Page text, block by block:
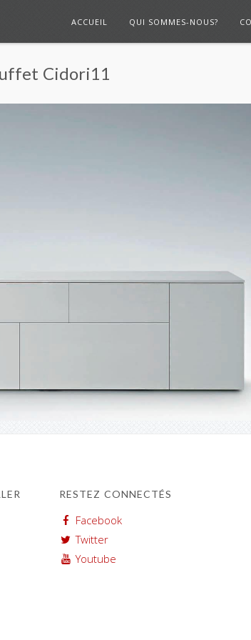
ACCUEIL QUI SOMMES-NOUS?
Cidori11
RESTEZ CONNECTÉS
Facebook
Twitter
Youtube